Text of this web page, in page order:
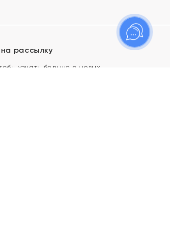
рассылку
узнать больше о новых